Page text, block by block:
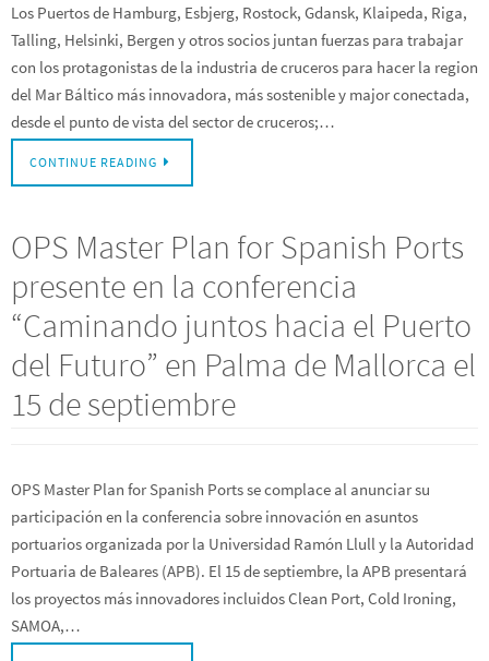
Los Puertos de Hamburg, Esbjerg, Rostock, Gdansk, Klaipeda, Riga,
Talling, Helsinki, Bergen y otros socios juntan fuerzas para trabajar
con los protagonistas de la industria de cruceros para hacer la region
del Mar Báltico más innovadora, más sostenible y major conectada,
desde el punto de vista del sector de cruceros;…
CONTINUE READING
OPS Master Plan for Spanish Ports
presente en la conferencia
“Caminando juntos hacia el Puerto
del Futuro” en Palma de Mallorca el
15 de septiembre
OPS Master Plan for Spanish Ports se complace al anunciar su
participación en la conferencia sobre innovación en asuntos
portuarios organizada por la Universidad Ramón Llull y la Autoridad
Portuaria de Baleares (APB). El 15 de septiembre, la APB presentará
los proyectos más innovadores incluidos Clean Port, Cold Ironing,
SAMOA,…